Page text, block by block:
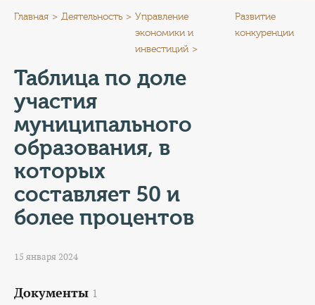
ПРЕСС-ЦЕНТР
КОНТАКТЫ
ТАРИФЫ
ГЕРОИ Z
КАТАЛОГ УСЛУГ
СЛУЖБА ПО КОНТРАКТУ
Главная Деятельность
Управление
экономики и
инвестиций
Развитие
конкуренции
Таблица по доле
участия
муниципального
образования, в
которых
составляет 50 и
более процентов
15 января 2024
Документы 1